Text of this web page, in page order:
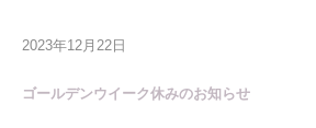
2023年12月22日
ゴールデンウイーク休みのお知らせ